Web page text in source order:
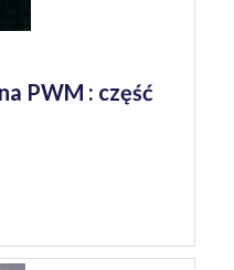
PWM : część